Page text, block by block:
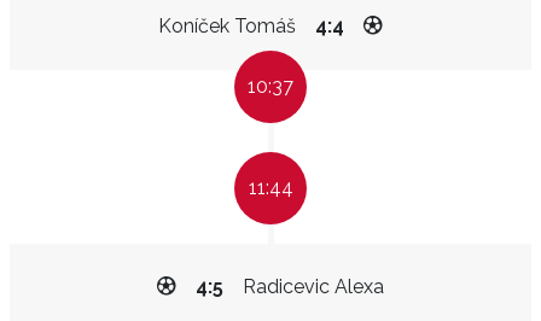
Koníček Tomáš 4:4
10:37
11:44
Radicevic Alexa
4:5